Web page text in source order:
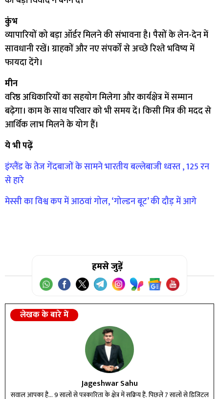
कुंभ
व्यापारियों को बड़ा ऑर्डर मिलने की संभावना है। पैसों के लेन-देन में
सावधानी रखें। ग्राहकों और नए संपर्कों से अच्छे रिश्ते भविष्य में
फायदा देंगे।
मीन
वरिष्ठ अधिकारियों का सहयोग मिलेगा और कार्यक्षेत्र में सम्मान
बढ़ेगा। काम के साथ परिवार को भी समय दें। किसी मित्र की मदद से
आर्थिक लाभ मिलने के योग हैं।
ये भी पढ़ें
इंग्लैंड के तेज गेंदबाजों के सामने भारतीय बल्लेबाजी ध्वस्त , 125 रन
से हारे
मेस्सी का विश्व कप में आठवां गोल, ‘गोल्डन बूट’ की दौड़ में आगे
हमसे जुड़ें
लेखक के बारे में
Jageshwar Sahu
सवाल आपका है... 9 सालों से पत्रकारिता के क्षेत्र में सक्रिय हैं. पिछले 7 सालों से डिजिटल